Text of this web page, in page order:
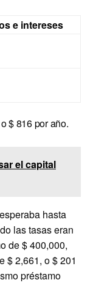
e intereses
$ 816 por año.
el capital
hasta
las tasas eran
de $ 400,000,
$ 2,661, o $ 201
préstamo